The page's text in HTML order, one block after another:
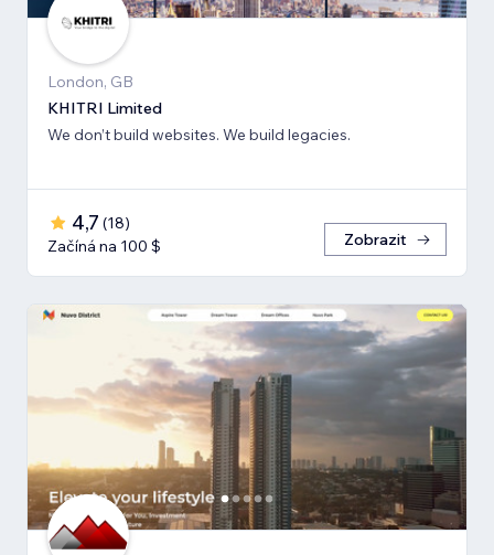
London, GB
KHITRI Limited
We don’t build websites. We build legacies.
4,7 (18)
Začíná na 100 $
Zobrazit